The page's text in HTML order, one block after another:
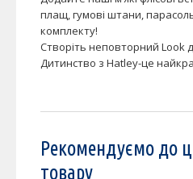
плащ, гумові штани,
комплекту!
Створіть неповторний Look
Дитинство з Hatley-це
Рекомендуємо до
товару